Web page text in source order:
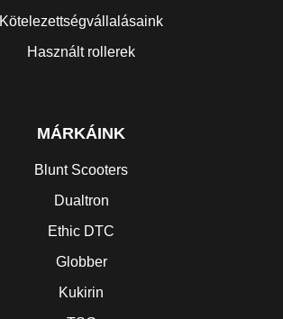
Kötelezettségvállalásaink
Használt rollerek
MÁRKÁINK
Blunt Scooters
Dualtron
Ethic DTC
Globber
Kukirin